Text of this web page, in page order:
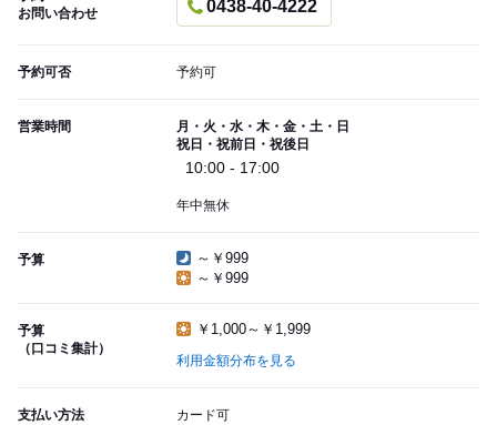
お問い合わせ
0438-40-4222
予約可否 予約可
営業時間
月・火・水・木・金・土・日
祝日・祝前日・祝後日
10:00 - 17:00
年中無休
予算
～￥999
～￥999
予算
（口コミ集計）
￥1,000～￥1,999
利用金額分布を見る
支払い方法 カード可